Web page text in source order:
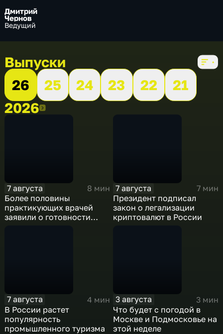
Дмитрий
Чернов
Ведущий
Выпуски
26
25 24 23 22
21
20262026
7 августа
8 мин
Более половины
практикующих врачей
заявили о готовности
7 августа
7 мин
Президент подписал
закон о легализации
криптовалют в России
7 августа
4 мин
В России растет
популярность
промышленного туризма
3 августа
3 мин
Что будет с погодой в
Москве и Подмосковье на
этой неделе